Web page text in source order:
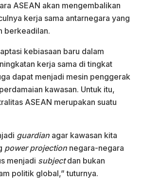
ASEAN akan mengembalikan
kerja sama antarnegara yang
berkeadilan.
kebiasaan baru dalam
kerja sama di tingkat
dapat menjadi mesin penggerak
kawasan. Untuk itu,
ASEAN merupakan suatu
guardian agar kawasan kita
power projection negara-negara
menjadi subjectdan bukan
politik global,” tuturnya.